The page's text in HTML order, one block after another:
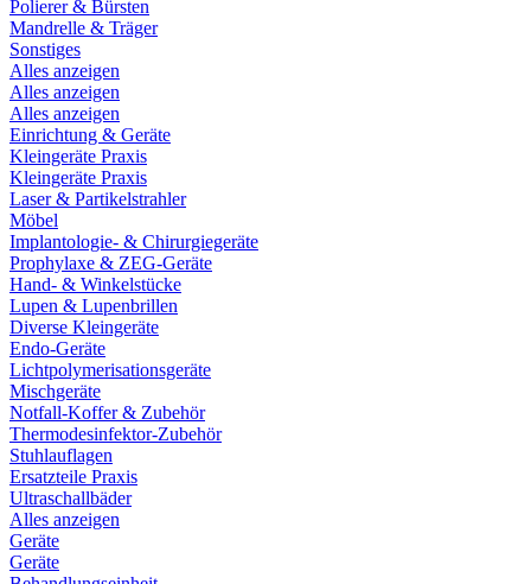
Polierer & Bürsten
Mandrelle & Träger
Sonstiges
Alles anzeigen
Alles anzeigen
Alles anzeigen
Einrichtung & Geräte
Kleingeräte Praxis
Kleingeräte Praxis
Laser & Partikelstrahler
Möbel
Implantologie- & Chirurgiegeräte
Prophylaxe & ZEG-Geräte
Hand- & Winkelstücke
Lupen & Lupenbrillen
Diverse Kleingeräte
Endo-Geräte
Lichtpolymerisationsgeräte
Mischgeräte
Notfall-Koffer & Zubehör
Thermodesinfektor-Zubehör
Stuhlauflagen
Ersatzteile Praxis
Ultraschallbäder
Alles anzeigen
Geräte
Geräte